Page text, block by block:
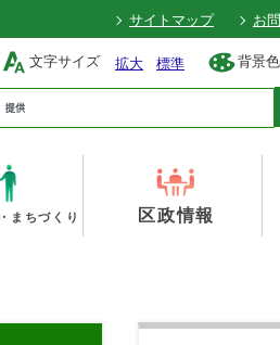
サイトマップ お
文字サイズ 拡大 標準 背景色
まちづくり 区政情報